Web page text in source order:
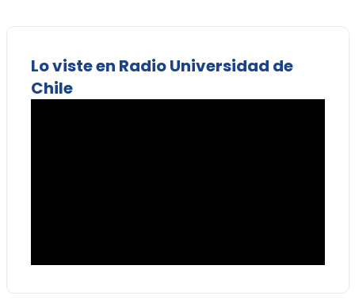
Lo viste en Radio Universidad de
Chile